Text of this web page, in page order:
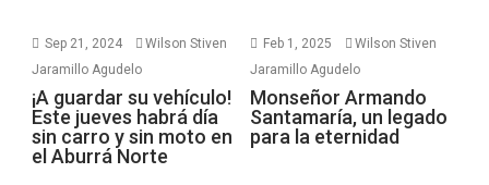
Sep 21, 2024
Wilson Stiven
Jaramillo Agudelo
¡A guardar su vehículo!
Este jueves habrá día
sin carro y sin moto en
el Aburrá Norte
Feb 1, 2025
Wilson Stiven
Jaramillo Agudelo
Monseñor Armando
Santamaría, un legado
para la eternidad